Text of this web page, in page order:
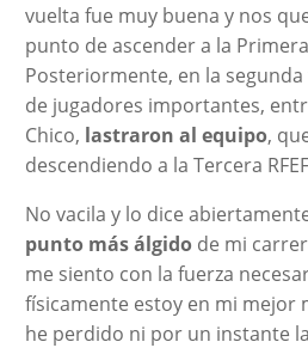
vuelta fue muy buena y nos
punto de ascender a la Primera
Posteriormente, en la segunda
de jugadores importantes,
Chico, lastraron al equipo,
descendiendo a la Tercera
No vacila y lo dice
punto más álgidode mi
me siento con la fuerza
físicamente estoy en mi mejor
he perdido ni por un instante